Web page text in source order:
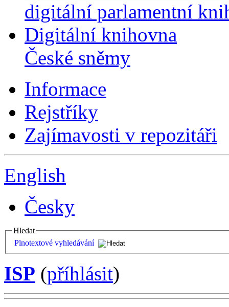
digitální parlamentní
Digitální knihovna
České sněmy
Informace
Rejstříky
Zajímavosti v repozitáři
English
Česky
Hledat
Plnotextové vyhledávání
ISP (příhlásit)